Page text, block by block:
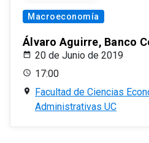
Macroeconomía
Álvaro Aguirre, Banco
20 de Junio de 2019
17:00
Facultad de Ciencias
Administrativas UC